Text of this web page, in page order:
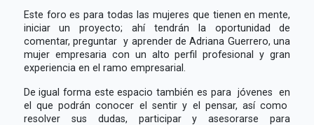
Este foro es para todas las mujeres que tienen en mente,
iniciar un proyecto; ahí tendrán la oportunidad de
comentar, preguntar y aprender de Adriana Guerrero, una
mujer empresaria con un alto perfil profesional y gran
experiencia en el ramo empresarial.
De igual forma este espacio también es para jóvenes en
el que podrán conocer el sentir y el pensar, así como
resolver sus dudas, participar y asesorarse para